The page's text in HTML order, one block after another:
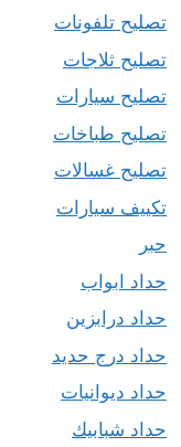
تصليح تلفونات
تصليح ثلاجات
تصليح سيارات
تصليح طباخات
تصليح غسالات
تكييف سيارات
حبر
حداد ابواب
حداد درابزين
حداد درج حديد
حداد ديوانيات
حداد شبابيك